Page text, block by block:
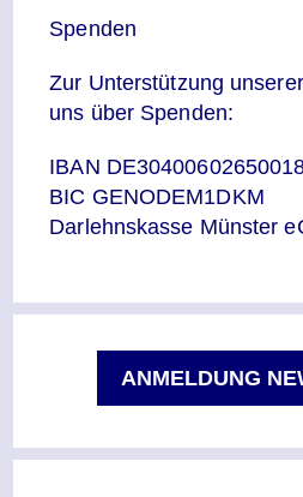
Spenden
Zur Unterstützung
uns über Spenden:
IBAN
BIC GENODEM1DKM
Darlehnskasse Münster
ANMELDUNG